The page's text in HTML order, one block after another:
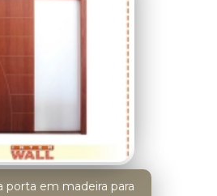
porta em madeira para